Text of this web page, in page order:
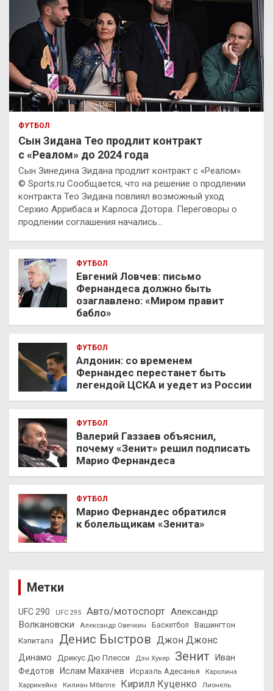
ФУТБОЛ
Сын Зидана Тео продлит контракт
с «Реалом» до 2024 года
Сын Зинедина Зидана продлит контракт с «Реалом».
© Sports.ru Сообщается, что на решение о продлении
контракта Тео Зидана повлиял возможный уход
Серхио Аррибаса и Карлоса Дотора. Переговоры о
продлении соглашения начались…
ФУТБОЛ
Евгений Ловчев: письмо
Фернандеса должно быть
озаглавлено: «Миром правит
бабло»
ФУТБОЛ
Алдонин: со временем
Фернандес перестанет быть
легендой ЦСКА и уедет из России
ФУТБОЛ
Валерий Газзаев объяснил,
почему «Зенит» решил подписать
Марио Фернандеса
ФУТБОЛ
Марио Фернандес обратился
к болельщикам «Зенита»
Метки
UFC 290 UFC 295 Авто/мотоспорт Александр
Волкановски
Александр Овечкин Баскетбол
Вашингтон
Кэпиталз
Денис Быстров Джон Джонс
Динамо Дрикус Дю Плесси Дэн Хукер Зенит
Иван
Федотов
Ислам Махачев Исраэль Адесанья
Каролина
Харрикейнз
Килиан Мбаппе Кирилл Куценко
Лионель